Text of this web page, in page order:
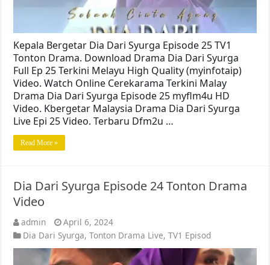
Kepala Bergetar Dia Dari Syurga Episode 25 TV1
Tonton Drama. Download Drama Dia Dari Syurga
Full Ep 25 Terkini Melayu High Quality (myinfotaip)
Video. Watch Online Cerekarama Terkini Malay
Drama Dia Dari Syurga Episode 25 myflm4u HD
Video. Kbergetar Malaysia Drama Dia Dari Syurga
Live Epi 25 Video. Terbaru Dfm2u …
Read More »
Dia Dari Syurga Episode 24 Tonton Drama
Video
admin
April 6, 2024
Dia Dari Syurga,Tonton Drama Live,TV1 Episod